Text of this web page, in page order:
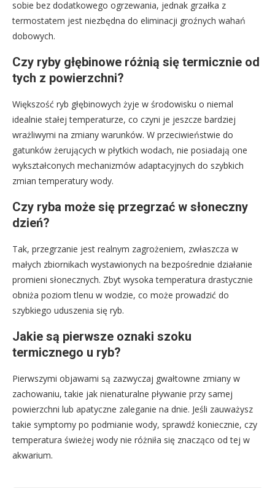
sobie bez dodatkowego ogrzewania, jednak grzałka z
termostatem jest niezbędna do eliminacji groźnych wahań
dobowych.
Czy ryby głębinowe różnią się termicznie od
tych z powierzchni?
Większość ryb głębinowych żyje w środowisku o niemal
idealnie stałej temperaturze, co czyni je jeszcze bardziej
wrażliwymi na zmiany warunków. W przeciwieństwie do
gatunków żerujących w płytkich wodach, nie posiadają one
wykształconych mechanizmów adaptacyjnych do szybkich
zmian temperatury wody.
Czy ryba może się przegrzać w słoneczny
dzień?
Tak, przegrzanie jest realnym zagrożeniem, zwłaszcza w
małych zbiornikach wystawionych na bezpośrednie działanie
promieni słonecznych. Zbyt wysoka temperatura drastycznie
obniża poziom tlenu w wodzie, co może prowadzić do
szybkiego uduszenia się ryb.
Jakie są pierwsze oznaki szoku
termicznego u ryb?
Pierwszymi objawami są zazwyczaj gwałtowne zmiany w
zachowaniu, takie jak nienaturalne pływanie przy samej
powierzchni lub apatyczne zaleganie na dnie. Jeśli zauważysz
takie symptomy po podmianie wody, sprawdź koniecznie, czy
temperatura świeżej wody nie różniła się znacząco od tej w
akwarium.